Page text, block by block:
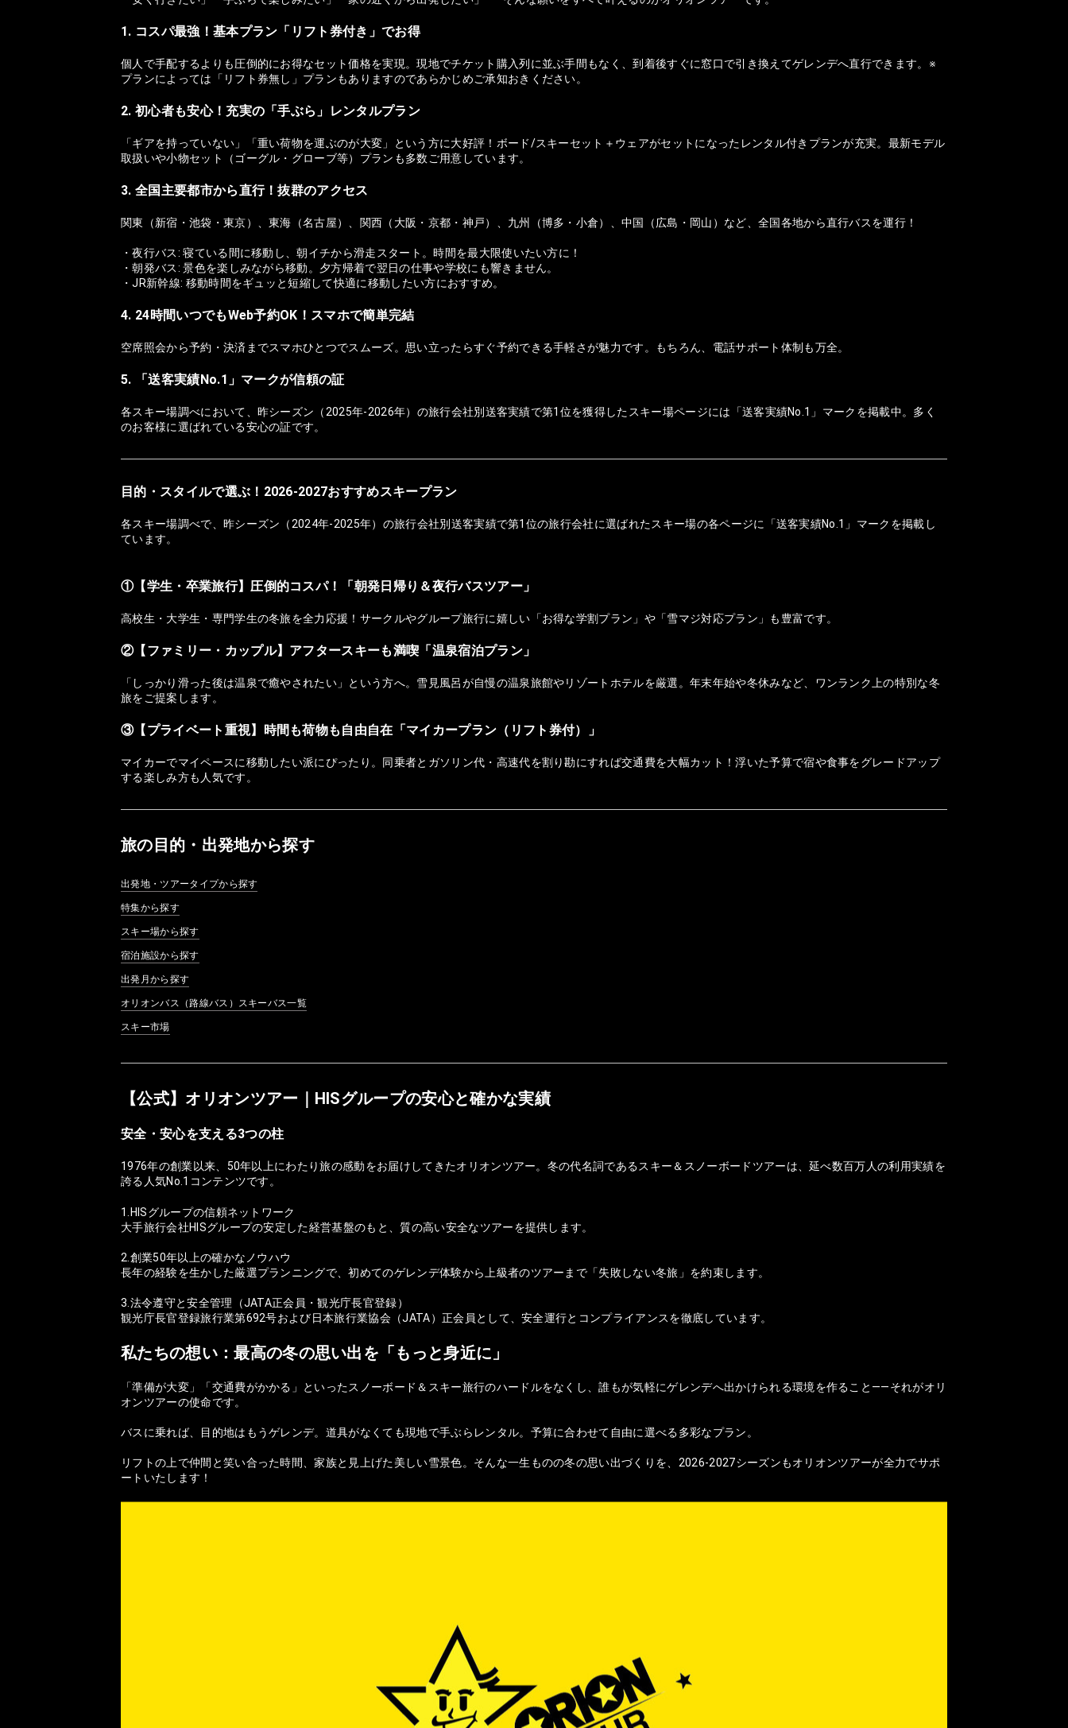
1. コスパ最強！基本プラン「リフト券付き」でお得
個人で手配するよりも圧倒的にお得なセット価格を実現。現地でチケット購入列に並ぶ手間もなく、到着後すぐに窓口で引き換えてゲレンデへ直行できます。※
プランによっては「リフト券無し」プランもありますのであらかじめご承知おきください。
2. 初心者も安心！充実の「手ぶら」レンタルプラン
「ギアを持っていない」「重い荷物を運ぶのが大変」という方に大好評！ボード/スキーセット＋ウェアがセットになったレンタル付きプランが充実。最新モデル
取扱いや小物セット（ゴーグル・グローブ等）プランも多数ご用意しています。
3. 全国主要都市から直行！抜群のアクセス
関東（新宿・池袋・東京）、東海（名古屋）、関西（大阪・京都・神戸）、九州（博多・小倉）、中国（広島・岡山）など、全国各地から直行バスを運行！
・夜行バス: 寝ている間に移動し、朝イチから滑走スタート。時間を最大限使いたい方に！
・朝発バス: 景色を楽しみながら移動。夕方帰着で翌日の仕事や学校にも響きません。
・JR新幹線: 移動時間をギュッと短縮して快適に移動したい方におすすめ。
4. 24時間いつでもWeb予約OK！スマホで簡単完結
空席照会から予約・決済までスマホひとつでスムーズ。思い立ったらすぐ予約できる手軽さが魅力です。もちろん、電話サポート体制も万全。
5. 「送客実績No.1」マークが信頼の証
各スキー場調べにおいて、昨シーズン（2025年-2026年）の旅行会社別送客実績で第1位を獲得したスキー場ページには「送客実績No.1」マークを掲載中。多く
のお客様に選ばれている安心の証です。
目的・スタイルで選ぶ！2026-2027おすすめスキープラン
各スキー場調べで、昨シーズン（2024年-2025年）の旅行会社別送客実績で第1位の旅行会社に選ばれたスキー場の各ページに「送客実績No.1」マークを掲載し
ています。
①【学生・卒業旅行】圧倒的コスパ！「朝発日帰り＆夜行バスツアー」
高校生・大学生・専門学生の冬旅を全力応援！サークルやグループ旅行に嬉しい「お得な学割プラン」や「雪マジ対応プラン」も豊富です。
②【ファミリー・カップル】アフタースキーも満喫「温泉宿泊プラン」
「しっかり滑った後は温泉で癒やされたい」という方へ。雪見風呂が自慢の温泉旅館やリゾートホテルを厳選。年末年始や冬休みなど、ワンランク上の特別な冬
旅をご提案します。
③【プライベート重視】時間も荷物も自由自在「マイカープラン（リフト券付）」
マイカーでマイペースに移動したい派にぴったり。同乗者とガソリン代・高速代を割り勘にすれば交通費を大幅カット！浮いた予算で宿や食事をグレードアップ
する楽しみ方も人気です。
旅の目的・出発地から探す
出発地・ツアータイプから探す
特集から探す
スキー場から探す
宿泊施設から探す
出発月から探す
オリオンバス（路線バス）スキーバス一覧
スキー市場
【公式】オリオンツアー｜HISグループの安心と確かな実績
安全・安心を支える3つの柱
1976年の創業以来、50年以上にわたり旅の感動をお届けしてきたオリオンツアー。冬の代名詞であるスキー＆スノーボードツアーは、延べ数百万人の利用実績を
誇る人気No.1コンテンツです。
1.HISグループの信頼ネットワーク
大手旅行会社HISグループの安定した経営基盤のもと、質の高い安全なツアーを提供します。
2.創業50年以上の確かなノウハウ
長年の経験を生かした厳選プランニングで、初めてのゲレンデ体験から上級者のツアーまで「失敗しない冬旅」を約束します。
3.法令遵守と安全管理（JATA正会員・観光庁長官登録）
観光庁長官登録旅行業第692号および日本旅行業協会（JATA）正会員として、安全運行とコンプライアンスを徹底しています。
私たちの想い：最高の冬の思い出を「もっと身近に」
「準備が大変」「交通費がかかる」といったスノーボード＆スキー旅行のハードルをなくし、誰もが気軽にゲレンデへ出かけられる環境を作ること——それがオリ
オンツアーの使命です。
バスに乗れば、目的地はもうゲレンデ。道具がなくても現地で手ぶらレンタル。予算に合わせて自由に選べる多彩なプラン。
リフトの上で仲間と笑い合った時間、家族と見上げた美しい雪景色。そんな一生ものの冬の思い出づくりを、2026-2027シーズンもオリオンツアーが全力でサポ
ートいたします！